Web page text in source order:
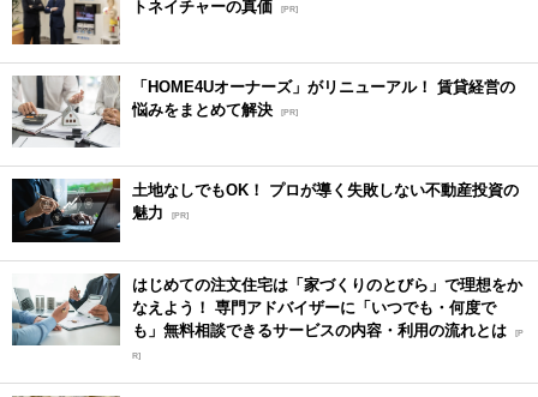
トネイチャーの真価 [PR]
「HOME4Uオーナーズ」がリニューアル！ 賃貸経営の
悩みをまとめて解決 [PR]
土地なしでもOK！ プロが導く失敗しない不動産投資の
魅力
[PR]
はじめての注文住宅は「家づくりのとびら」で理想をか
なえよう！ 専門アドバイザーに「いつでも・何度で
も」無料相談できるサービスの内容・利用の流れとは [P
R]